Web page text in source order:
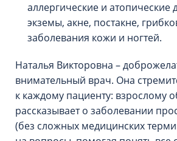
аллергические и атопические
экземы, акне, постакне,
заболевания кожи и ногтей.
Наталья Викторовна –
внимательный врач. Она
к каждому пациенту: взрослому
рассказывает о заболевании
(без сложных медицинских